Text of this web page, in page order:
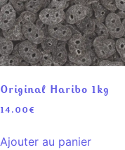
Original Haribo 1kg
14.00€
Ajouter au panier